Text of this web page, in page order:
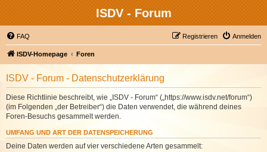
ISDV - Forum
FAQ Anmelden
Registrieren
ISDV-Homepage Foren
ISDV - Forum - Datenschutzerklärung
Diese Richtlinie beschreibt, wie „ISDV - Forum“ („https://www.isdv.net/forum“)
(im Folgenden „der Betreiber“) die Daten verwendet, die während deines
Foren-Besuchs gesammelt werden.
UMFANG UND ART DER DATENSPEICHERUNG
Deine Daten werden auf vier verschiedene Arten gesammelt: